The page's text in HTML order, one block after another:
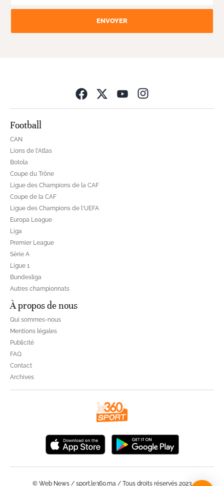
ENVOYER
Football
CAN
Lions de l'Atlas
Botola
Coupe du Trône
Ligue des Champions de la CAF
Coupe de la CAF
Ligue des Champions de l'UEFA
Europa League
Liga
Premier League
Série A
Ligue 1
Bundesliga
Autres championnats
À propos de nous
Qui sommes-nous
Mentions légales
Publicité
FAQ
Contact
Archives
© Web News / sport.le360.ma / Tous droits réservés 2023